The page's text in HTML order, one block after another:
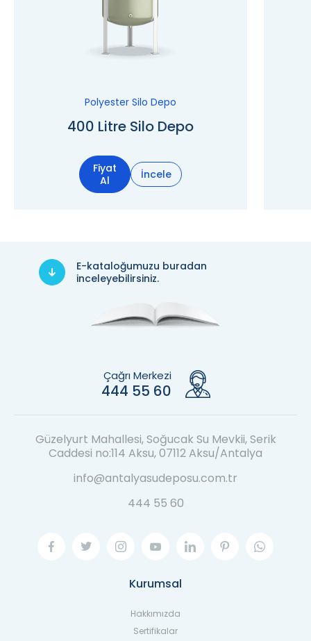
Polyester Silo Depo
400 Litre Silo Depo
Fiyat
Al
İncele
E-kataloğumuzu buradan
inceleyebilirsiniz.
Çağrı Merkezi
444 55 60
Güzelyurt Mahallesi, Soğucak Su Mevkii, Serik
Caddesi no:114 Aksu, 07112 Aksu/Antalya
info@antalyasudeposu.com.tr
444 55 60
Kurumsal
Hakkımızda
Sertifikalar